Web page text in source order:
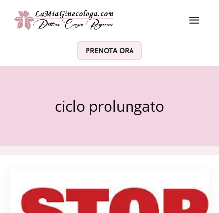
Vai al contenuto
PRENOTA ORA
ciclo prolungato